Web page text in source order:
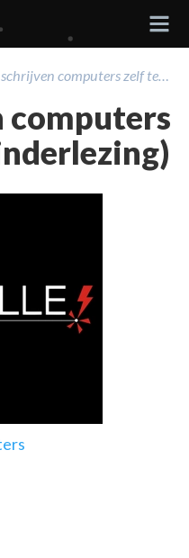
computers zelf tekst? (Kinderlezing)
computers